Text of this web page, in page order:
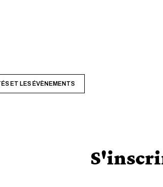
ET LES ÉVÈNEMENTS